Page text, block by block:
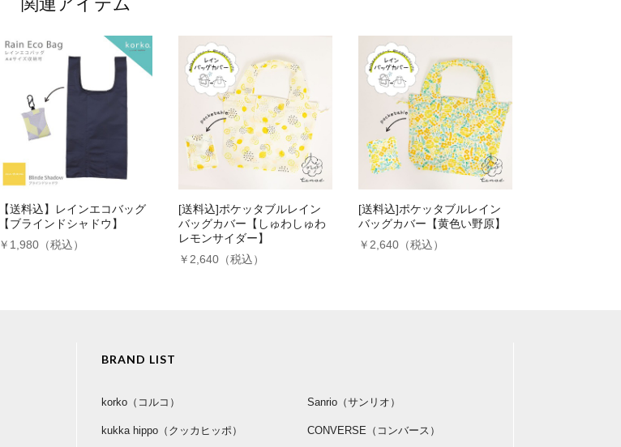
【送料込】レインエコバッグ
【ブラインドシャドウ】
￥1,980（税込）
[送料込]ポケッタブルレイン
バッグカバー【しゅわしゅわ
レモンサイダー】
￥2,640（税込）
[送料込]ポケッタブルレイン
バッグカバー【黄色い野原】
￥2,640（税込）
BRAND LIST
korko（コルコ）
kukka hippo（クッカヒッポ）
Sanrio（サンリオ）
CONVERSE（コンバース）